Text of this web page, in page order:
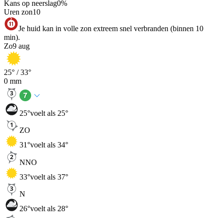
Kans op neerslag0%
Uren zon10
Je huid kan in volle zon extreem snel verbranden (binnen 10
min).
Zo9 aug
25° /33°
0 mm
25°voelt als 25°
ZO
31°voelt als 34°
NNO
33°voelt als 37°
N
26°voelt als 28°